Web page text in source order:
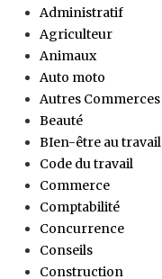
Administratif
Agriculteur
Animaux
Auto moto
Autres Commerces
Beauté
BIen-être au travail
Code du travail
Commerce
Comptabilité
Concurrence
Conseils
Construction